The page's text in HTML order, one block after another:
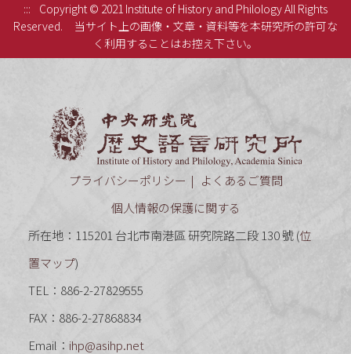
:::
Copyright © 2021 Institute of History and Philology All Rights
Reserved.
当サイト上の画像・文章・資料等を本研究所の許可な
く利用することはお控え下さい。
プライバシーポリシー
よくあるご質問
個人情報の保護に関する
所在地：115201 台北市南港區 研究院路二段 130 號 (位
置マップ)
TEL：886-2-27829555
FAX：886-2-27868834
Email： ihp@asihp.net